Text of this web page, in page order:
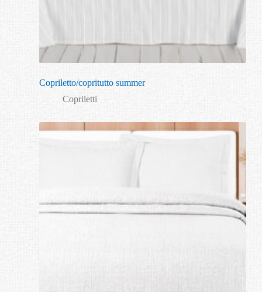
Copriletto/copritutto summer
Copriletti